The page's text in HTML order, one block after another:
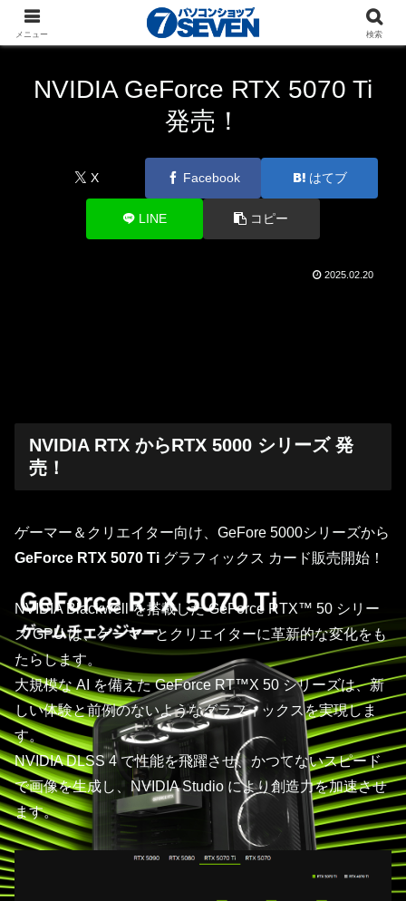
パソコンショップSEVEN ニュース
新商品・最新
パーツ
NVIDIA GeForce RTX 5070 Ti
発売！
X Facebook はてブ
LINE コピー
2025.02.20
NVIDIA RTX からRTX 5000 シリーズ 発
売！
ゲーマー＆クリエイター向け、GeFore 5000シリーズから
GeForce RTX 5070 Ti グラフィックス カード販売開始！
NVIDIA Blackwell を搭載した GeForce RTX™ 50 シリー
ズ GPU は、ゲーマーとクリエイターに革新的な変化をも
たらします。
大規模な AI を備えた GeForce RT™X 50 シリーズは、新
しい体験と前例のないようなグラフィックスを実現しま
す。
NVIDIA DLSS 4 で性能を飛躍させ、かつてないスピード
で画像を生成し、NVIDIA Studio により創造力を加速させ
ます。
メニュー 検索